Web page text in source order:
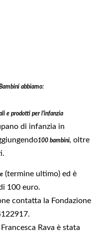
abbiamo:
e prodotti per l'infanzia
di infanzia in
100 bambini, oltre
(termine ultimo) ed è
100 euro.
contatta la Fondazione
Rava è stata